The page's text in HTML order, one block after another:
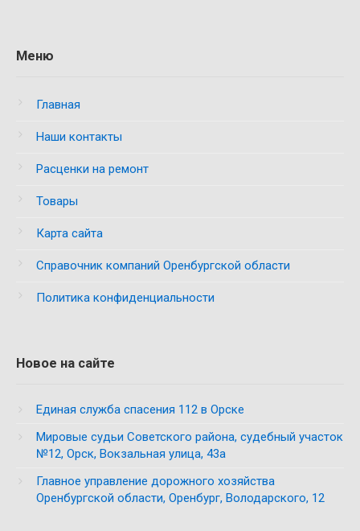
Меню
Главная
Наши контакты
Расценки на ремонт
Товары
Карта сайта
Справочник компаний Оренбургской области
Политика конфиденциальности
Новое на сайте
Единая служба спасения 112 в Орске
Мировые судьи Советского района, судебный участок
№12, Орск, Вокзальная улица, 43а
Главное управление дорожного хозяйства
Оренбургской области, Оренбург, Володарского, 12